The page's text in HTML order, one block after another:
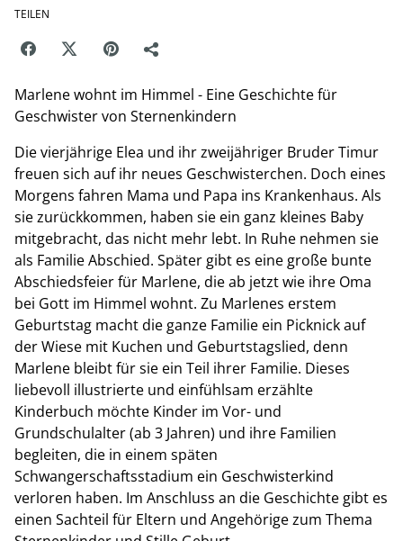
TEILEN
Marlene wohnt im Himmel - Eine Geschichte für
Geschwister von Sternenkindern
Die vierjährige Elea und ihr zweijähriger Bruder Timur
freuen sich auf ihr neues Geschwisterchen. Doch eines
Morgens fahren Mama und Papa ins Krankenhaus. Als
sie zurückkommen, haben sie ein ganz kleines Baby
mitgebracht, das nicht mehr lebt. In Ruhe nehmen sie
als Familie Abschied. Später gibt es eine große bunte
Abschiedsfeier für Marlene, die ab jetzt wie ihre Oma
bei Gott im Himmel wohnt. Zu Marlenes erstem
Geburtstag macht die ganze Familie ein Picknick auf
der Wiese mit Kuchen und Geburtstagslied, denn
Marlene bleibt für sie ein Teil ihrer Familie. Dieses
liebevoll illustrierte und einfühlsam erzählte
Kinderbuch möchte Kinder im Vor- und
Grundschulalter (ab 3 Jahren) und ihre Familien
begleiten, die in einem späten
Schwangerschaftsstadium ein Geschwisterkind
verloren haben. Im Anschluss an die Geschichte gibt es
einen Sachteil für Eltern und Angehörige zum Thema